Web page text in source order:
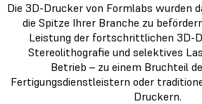
Die 3D-Drucker von Formlabs wurden
die Spitze Ihrer Branche zu
Leistung der fortschrittlichen 3D-
Stereolithografie und selektives
Betrieb – zu einem Bruchteil
Fertigungsdienstleistern oder
Druckern.